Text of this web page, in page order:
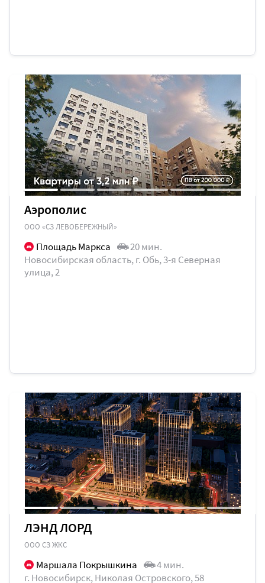
Аэрополис
ООО «СЗ ЛЕВОБЕРЕЖНЫЙ»
Площадь Маркса
20 мин.
Новосибирская область​, г. Обь, 3-я Северная
улица, 2
ЛЭНД ЛОРД
ООО СЗ ЖКС
Маршала Покрышкина
4 мин.
г. Новосибирск, Николая Островского, 58